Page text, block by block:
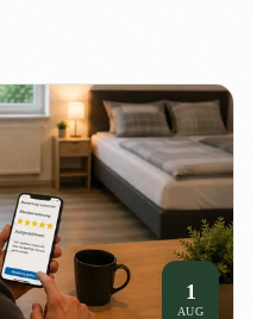
1
AUG